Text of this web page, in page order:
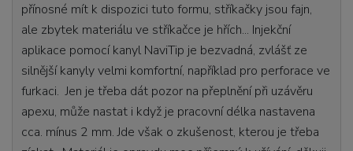
přínosné mít k dispozici tuto formu, stříkačky jsou fajn,
ale zbytek materiálu ve stříkačce je hřích... Injekční
aplikace pomocí kanyl NaviTip je bezvadná, zvlášť ze
silnější kanyly velmi komfortní, například pro perforace ve
furkaci. Jen je třeba dát pozor na přeplnění při uzávěru
apexu, může nastat i když je pracovní délka nastavena
cca. mínus 2 mm. Jde však o zkušenost, kterou je třeba